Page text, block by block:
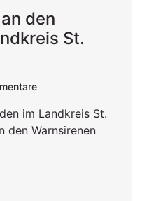
den
St.
im Landkreis St.
den Warnsirenen